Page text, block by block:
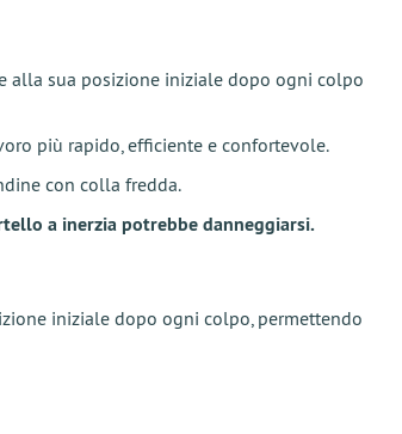
alla sua posizione iniziale dopo ogni colpo
più rapido, efficiente e confortevole.
con colla fredda.
a inerzia potrebbe danneggiarsi.
iniziale dopo ogni colpo, permettendo